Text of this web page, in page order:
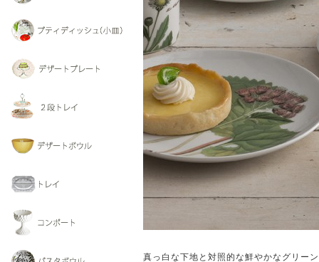
真っ白な下地と対照的な鮮やかなグリー